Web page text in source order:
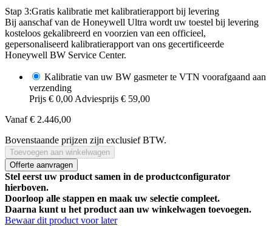
Stap 3:Gratis kalibratie met kalibratierapport bij levering
Bij aanschaf van de Honeywell Ultra wordt uw toestel bij levering
kosteloos gekalibreerd en voorzien van een officieel,
gepersonaliseerd kalibratierapport van ons gecertificeerde
Honeywell BW Service Center.
Kalibratie van uw BW gasmeter te VTN voorafgaand aan
verzending
Prijs € 0,00 Adviesprijs € 59,00
Vanaf € 2.446,00
Bovenstaande prijzen zijn exclusief BTW.
Toevoegen aan winkelwagen
Offerte aanvragen
Stel eerst uw product samen in de productconfigurator
hierboven.
Doorloop alle stappen en maak uw selectie compleet.
Daarna kunt u het product aan uw winkelwagen toevoegen.
Bewaar dit product voor later